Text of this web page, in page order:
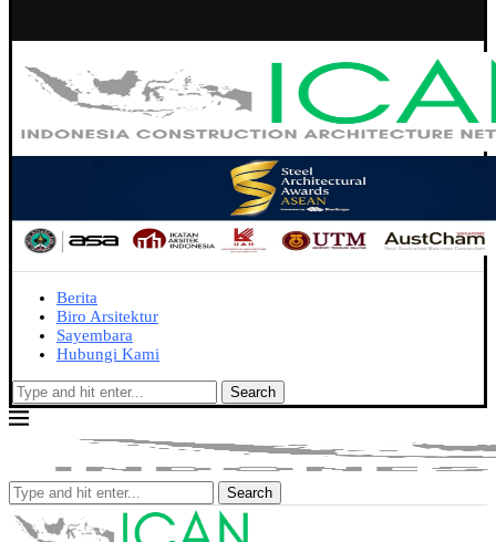
Berita
Biro Arsitektur
Sayembara
Hubungi Kami
Search
Search